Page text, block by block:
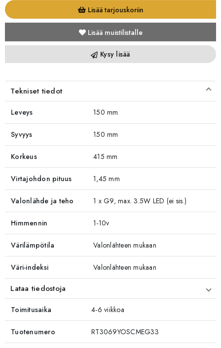
Lisää tarjouskoriin
Lisää muistilistalle
Kysy lisää
Tekniset tiedot
Leveys 150 mm
Syvyys 150 mm
Korkeus 415 mm
Virtajohdon pituus 1,45 mm
Valonlähde ja teho 1 x G9, max. 3.5W LED (ei sis.)
Himmennin 1-10v
Värilämpötila Valonlähteen mukaan
Väri-indeksi Valonlähteen mukaan
Lataa tiedostoja
Toimitusaika 4-6 viikkoa
Tuotenumero RT3069YOSCMEG33